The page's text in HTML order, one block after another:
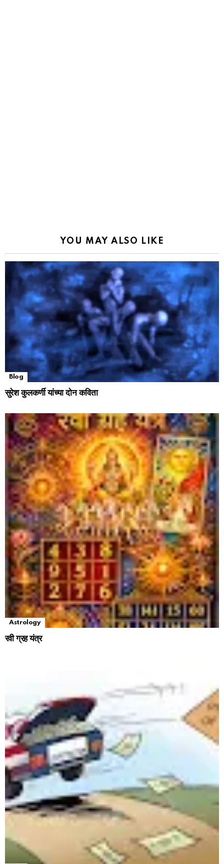
YOU MAY ALSO LIKE
Blog
सुरेश कुलकर्णी यांच्या दोन कविता
Astrology
रवी ग्रह यंत्र